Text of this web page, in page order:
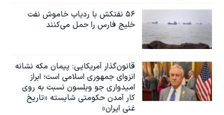
۵۶ نفتکش با ردیاب خاموش نفت
خلیج فارس را حمل می‌کنند
قانون‌گذار آمریکایی: پیمان مکه نشانه
انزوای جمهوری اسلامی است؛ ابراز
امیدواری جو ویلسون نسبت به روی
کار آمدن حکومتی شایسته «تاریخ
غنی ایران»